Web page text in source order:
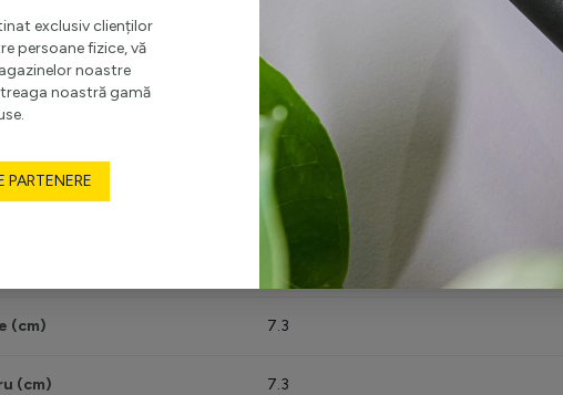
negru
(cm) 7.3
(cm) 7.3
exclusiv clienților
persoane fizice, vă
noastre
noastră gamă